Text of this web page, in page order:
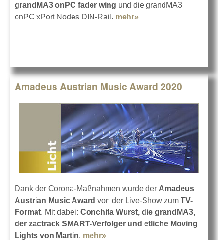
grandMA3 onPC fader wing und die grandMA3
onPC xPort Nodes DIN-Rail. mehr»
Amadeus Austrian Music Award 2020
Dank der Corona-Maßnahmen wurde der Amadeus
Austrian Music Award von der Live-Show zum TV-
Format. Mit dabei: Conchita Wurst, die grandMA3,
der zactrack SMART-Verfolger und etliche Moving
Lights von Martin. mehr»